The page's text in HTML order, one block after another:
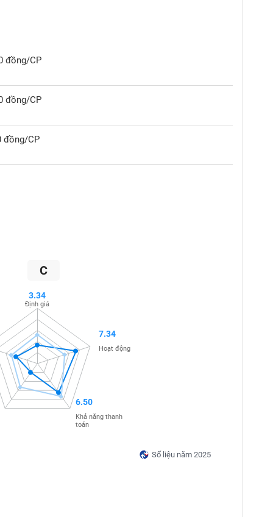
đồng/CP
đồng/CP
đồng/CP
C
Số liệu năm 2025
3.34
Định giá
7.34
Hoạt động
6.50
Khả năng thanh
toán